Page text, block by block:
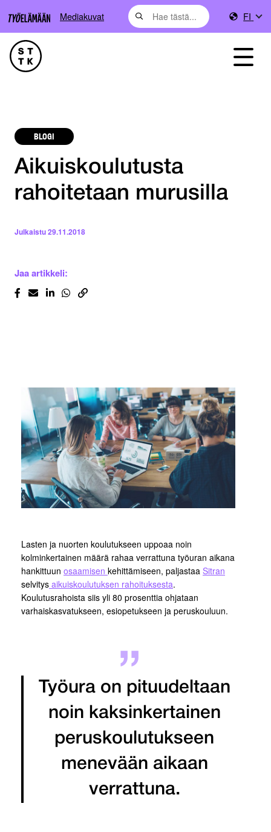
Mediakuvat FI
BLOGI
Aikuiskoulutusta
rahoitetaan murusilla
Julkaistu29.11.2018
Jaa artikkeli:
Lasten ja nuorten koulutukseen uppoaa noin
kolminkertainen määrä rahaa verrattuna työuran aikana
hankittuun osaamisen kehittämiseen, paljastaa Sitran
selvitys aikuiskoulutuksen rahoituksesta.
Koulutusrahoista siis yli 80 prosenttia ohjataan
varhaiskasvatukseen, esiopetukseen ja peruskouluun.
Työura on pituudeltaan
noin kaksinkertainen
peruskoulutukseen
menevään aikaan
verrattuna.